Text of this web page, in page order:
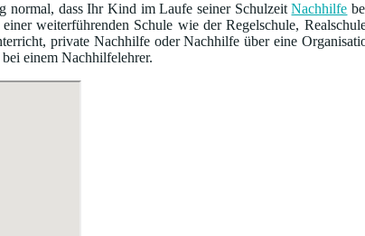
normal, dass Ihr Kind im Laufe seiner SchulzeitNachhilfe
weiterführenden Schule wie der Regelschule,
private Nachhilfe oder Nachhilfe über eine
einem Nachhilfelehrer.